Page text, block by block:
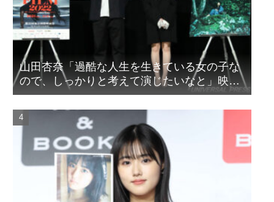
山田杏奈「過酷な人生を生きている女の子な
ので、しっかりと考えて演じたいなと」映画
『山女』東京国際映画祭Q&A